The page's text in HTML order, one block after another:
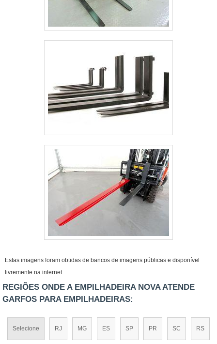
Estas imagens foram obtidas de bancos de imagens públicas e disponível
livremente na internet
REGIÕES ONDE A EMPILHADEIRA NOVA ATENDE
GARFOS PARA EMPILHADEIRAS:
Selecione RJ MG ES SP PR SC RS